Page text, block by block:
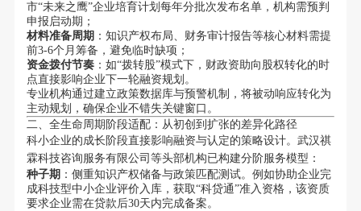
市“未来之鹰”企业培育计划每年分批次发布名单，机构需预判
申报启动期；
材料准备周期 ：知识产权布局、财务审计报告等核心材料需提
前3-6个月筹备，避免临时缺项；
资金拨付节奏：如“拨转股”模式下，财政资助向股权转化的时
点直接影响企业下一轮融资规划。
专业机构通过建立政策数据库与预警机制，将被动响应转化为
主动规划，确保企业不错失关键窗口。
二、全生命周期阶段适配：从初创到扩张的差异化路径
科小企业的成长阶段直接影响融资与认定的策略设计。武汉祺
霖科技咨询服务有限公司等头部机构已构建分阶服务模型：
种子期 ：侧重知识产权储备与政策匹配测试。例如协助企业完
成科技型中小企业评价入库，获取“科贷通”准入资格，该资质
要求企业需在贷款后30天内完成备案。